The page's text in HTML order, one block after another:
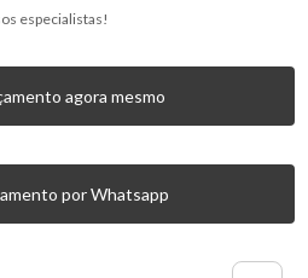
especialistas!
agora mesmo
por Whatsapp